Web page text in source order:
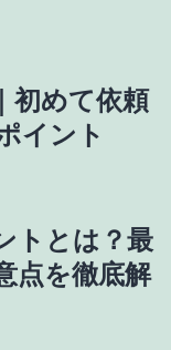
初めて依頼
イント
トとは？最
点を徹底解